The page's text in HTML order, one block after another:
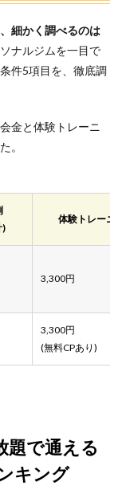
細かく調べるのは
ナルジムを一目で
件5項目を、徹底調
金と体験トレーニ
。
)
体験トレーニ
3,300円
3,300円
(無料CPあり)
題で通える
キング